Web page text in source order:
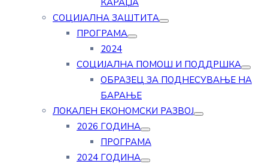
КАРАЏА
СОЦИЈАЛНА ЗАШТИТА
ПРОГРАМА
2024
СОЦИЈАЛНА ПОМОШ И ПОДДРШКА
ОБРАЗЕЦ ЗА ПОДНЕСУВАЊЕ НА
БАРАЊЕ
ЛОКАЛЕН ЕКОНОМСКИ РАЗВОЈ
2026 ГОДИНА
ПРОГРАМА
2024 ГОДИНА